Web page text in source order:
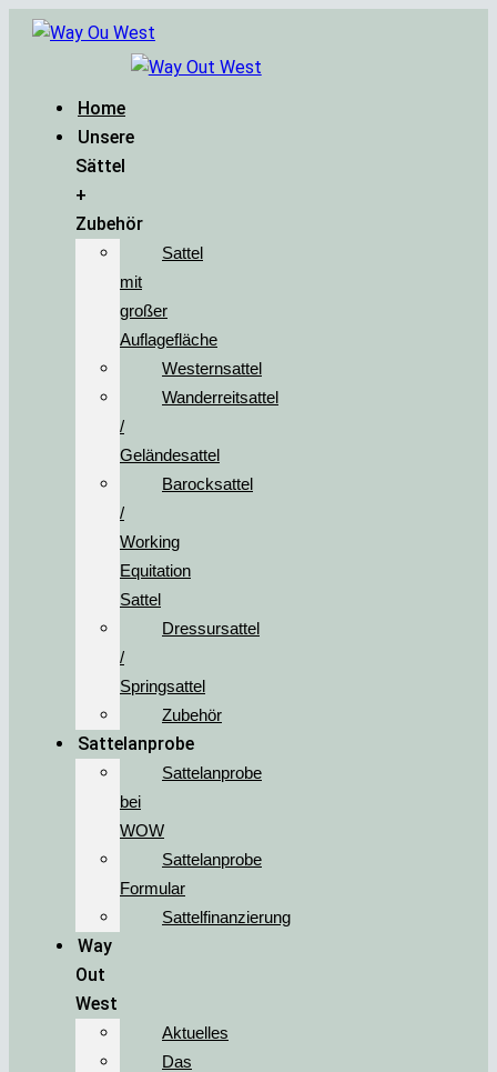
Home
Unsere
Sättel
+
Zubehör
Sattel
mit
großer
Auflagefläche
Westernsattel
Wanderreitsattel
/
Geländesattel
Barocksattel
/
Working
Equitation
Sattel
Dressursattel
/
Springsattel
Zubehör
Sattelanprobe
Sattelanprobe
bei
WOW
Sattelanprobe
Formular
Sattelfinanzierung
Way
Out
West
Aktuelles
Das